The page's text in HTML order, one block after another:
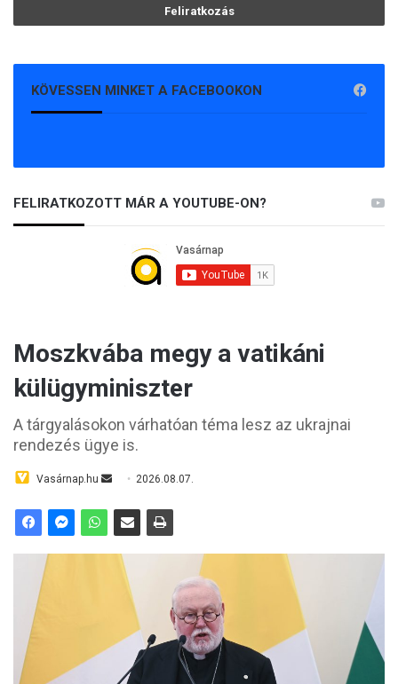
KÖVESSEN MINKET A FACEBOOKON
FELIRATKOZOTT MÁR A YOUTUBE-ON?